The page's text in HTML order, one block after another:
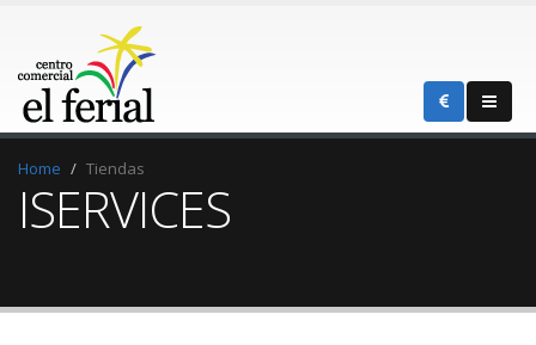
Home Tiendas
ISERVICES